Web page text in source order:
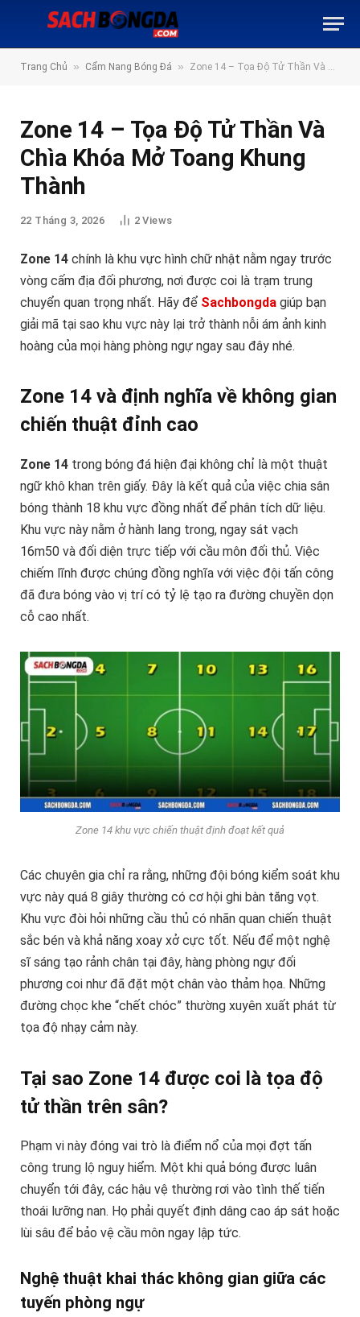
Trang Chủ » Cẩm Nang Bóng Đá » Zone 14 – Tọa Độ Tử Thần Và Chìa Khóa Mở Toang Khung Thành
Zone 14 – Tọa Độ Tử Thần Và
Chìa Khóa Mở Toang Khung
Thành
22 Tháng 3, 2026 2Views
Zone 14 chính là khu vực hình chữ nhật nằm ngay trước
vòng cấm địa đối phương, nơi được coi là trạm trung
chuyển quan trọng nhất. Hãy để Sachbongda giúp bạn
giải mã tại sao khu vực này lại trở thành nỗi ám ảnh kinh
hoàng của mọi hàng phòng ngự ngay sau đây nhé.
Zone 14 và định nghĩa về không gian
chiến thuật đỉnh cao
Zone 14 trong bóng đá hiện đại không chỉ là một thuật
ngữ khô khan trên giấy. Đây là kết quả của việc chia sân
bóng thành 18 khu vực đồng nhất để phân tích dữ liệu.
Khu vực này nằm ở hành lang trong, ngay sát vạch
16m50 và đối diện trực tiếp với cầu môn đối thủ. Việc
chiếm lĩnh được chúng đồng nghĩa với việc đội tấn công
đã đưa bóng vào vị trí có tỷ lệ tạo ra đường chuyền dọn
cỗ cao nhất.
Zone 14 khu vực chiến thuật định đoạt kết quả
Các chuyên gia chỉ ra rằng, những đội bóng kiểm soát khu
vực này quá 8 giây thường có cơ hội ghi bàn tăng vọt.
Khu vực đòi hỏi những cầu thủ có nhãn quan chiến thuật
sắc bén và khả năng xoay xở cực tốt. Nếu để một nghệ
sĩ sáng tạo rảnh chân tại đây, hàng phòng ngự đối
phương coi như đã đặt một chân vào thảm họa. Những
đường chọc khe “chết chóc” thường xuyên xuất phát từ
tọa độ nhạy cảm này.
Tại sao Zone 14 được coi là tọa độ
tử thần trên sân?
Phạm vi này đóng vai trò là điểm nổ của mọi đợt tấn
công trung lộ nguy hiểm. Một khi quả bóng được luân
chuyển tới đây, các hậu vệ thường rơi vào tình thế tiến
thoái lưỡng nan. Họ phải quyết định dâng cao áp sát hoặc
lùi sâu để bảo vệ cầu môn ngay lập tức.
Nghệ thuật khai thác không gian giữa các
tuyến phòng ngự